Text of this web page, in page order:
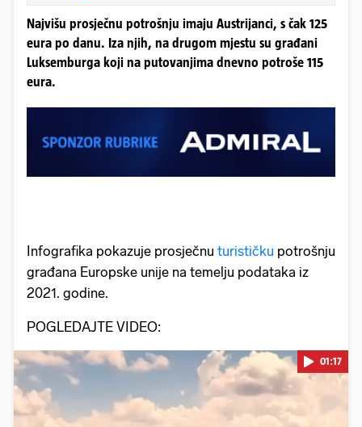
Najvišu prosječnu potrošnju imaju Austrijanci, s čak 125
eura po danu. Iza njih, na drugom mjestu su građani
Luksemburga koji na putovanjima dnevno potroše 115
eura.
Infografika pokazuje prosječnu turističku potrošnju
građana Europske unije na temelju podataka iz
2021. godine.
POGLEDAJTE VIDEO:
01:17